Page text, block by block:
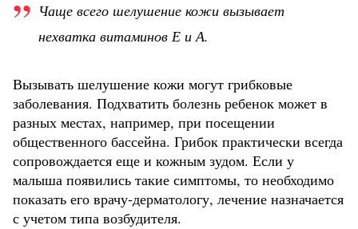
Чаще всего шелушение кожи вызывает
нехватка витаминов Е и А.
Вызывать шелушение кожи могут грибковые
заболевания. Подхватить болезнь ребенок может в
разных местах, например, при посещении
общественного бассейна. Грибок практически всегда
сопровождается еще и кожным зудом. Если у
малыша появились такие симптомы, то необходимо
показать его врачу-дерматологу, лечение назначается
с учетом типа возбудителя.